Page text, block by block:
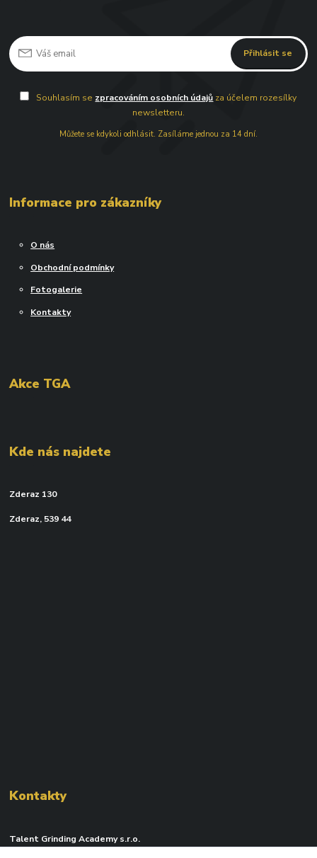
Přihlásit se
Souhlasím se zpracováním osobních údajů za účelem rozesílky
newsletteru.
Můžete se kdykoli odhlásit. Zasíláme jednou za 14 dní.
Informace pro zákazníky
O nás
Obchodní podmínky
Fotogalerie
Kontakty
Akce TGA
Kde nás najdete
Zderaz 130
Zderaz, 539 44
Kontakty
Talent Grinding Academy s.r.o.